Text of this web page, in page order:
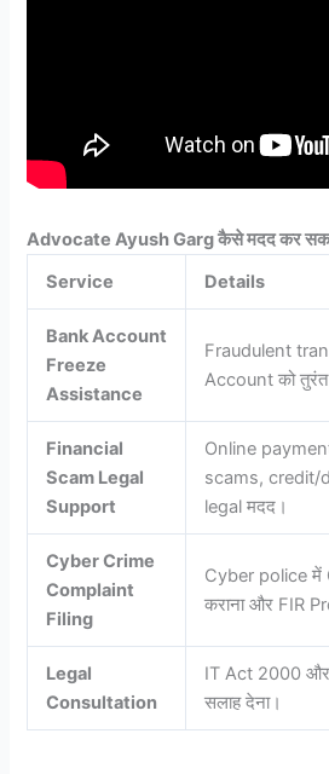
Advocate Ayush Garg कैसे मदद कर
Service
Details
Bank Account
Freeze
Assistance
Fraudulent
Account को तुरंत
Financial
Scam Legal
Support
Online
scams, credit/
legal मदद।
Cyber Crime
Complaint
Filing
Cyber police में
कराना और FIR
Legal
Consultation
IT Act 2000 और
सलाह देना।